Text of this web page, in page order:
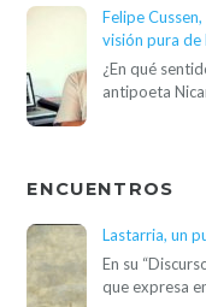
Felipe
visión pura de
¿En qué
antipoeta
ENCUENTROS
Lastarria, un
En su
que expresa